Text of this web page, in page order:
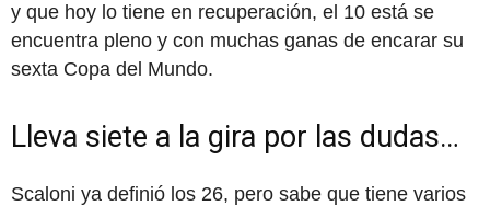
y que hoy lo tiene en recuperación, el 10 está se
encuentra pleno y con muchas ganas de encarar su
sexta Copa del Mundo.
Lleva siete a la gira por las dudas…
Scaloni ya definió los 26, pero sabe que tiene varios